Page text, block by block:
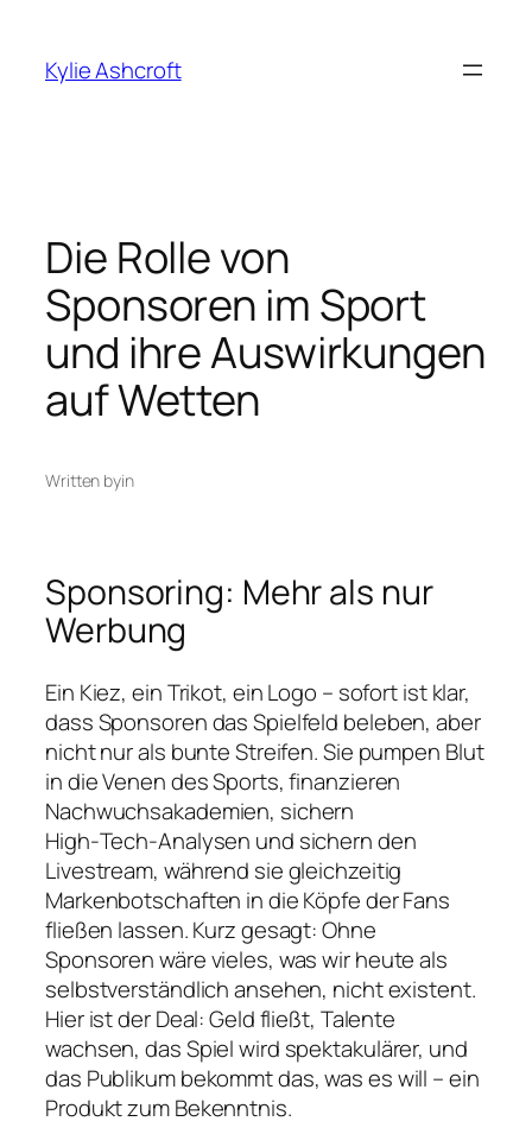
content
Kylie Ashcroft
Die Rolle von
Sponsoren im Sport
und ihre Auswirkungen
auf Wetten
Written byin
Sponsoring: Mehr als nur
Werbung
Ein Kiez, ein Trikot, ein Logo – sofort ist klar,
dass Sponsoren das Spielfeld beleben, aber
nicht nur als bunte Streifen. Sie pumpen Blut
in die Venen des Sports, finanzieren
Nachwuchsakademien, sichern
High‑Tech‑Analysen und sichern den
Livestream, während sie gleichzeitig
Markenbotschaften in die Köpfe der Fans
fließen lassen. Kurz gesagt: Ohne
Sponsoren wäre vieles, was wir heute als
selbstverständlich ansehen, nicht existent.
Hier ist der Deal: Geld fließt, Talente
wachsen, das Spiel wird spektakulärer, und
das Publikum bekommt das, was es will – ein
Produkt zum Bekenntnis.